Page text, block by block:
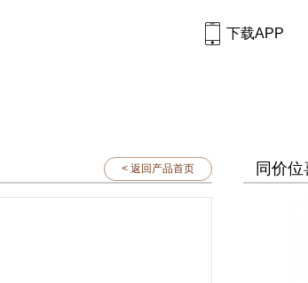
下载APP
< 返回产品首页 同价